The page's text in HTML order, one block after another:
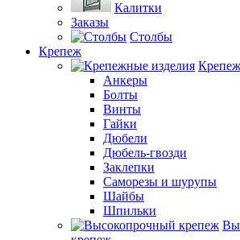
Калитки
Заказы
Столбы
Крепеж
Анкеры
Болты
Винты
Гайки
Дюбели
Дюбель-гвозди
Заклепки
Саморезы и шурупы
Шайбы
Шпильки